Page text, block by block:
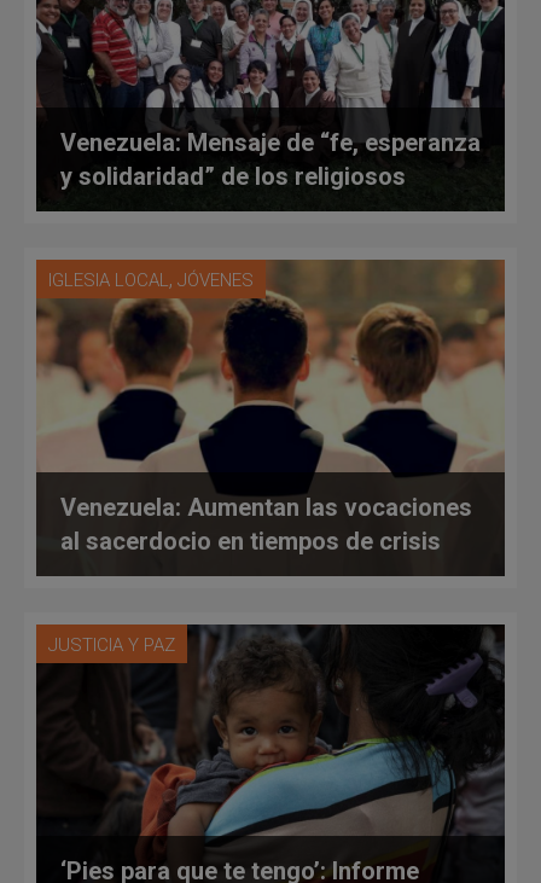
Venezuela: Mensaje de “fe, esperanza
y solidaridad” de los religiosos
IGLESIA LOCAL, JÓVENES
Venezuela: Aumentan las vocaciones
al sacerdocio en tiempos de crisis
JUSTICIA Y PAZ
‘Pies para que te tengo’: Informe